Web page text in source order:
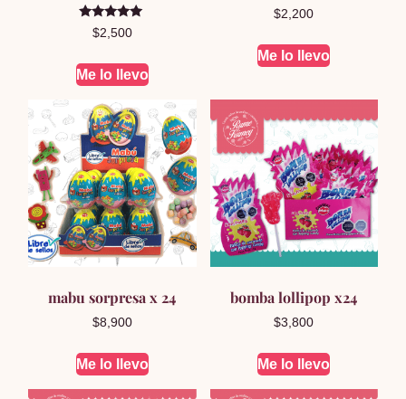
Valorado en
5.00
$2,500
Me lo llevo
$2,200
Me lo llevo
mabu sorpresa x 24
$8,900
Me lo llevo
bomba lollipop x24
$3,800
Me lo llevo